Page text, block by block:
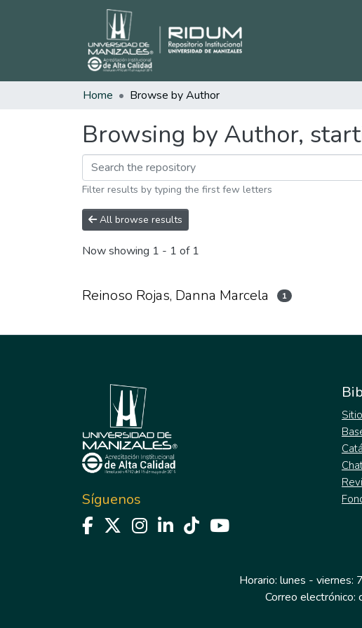
Home Browse by Author
Browsing by Author,
Filter results by typing the first few letters
All browse results
Now showing 1 - 1 of 1
Reinoso Rojas, Danna Marcela 1
Síguenos
Horario: lunes - viernes:
Correo electrónico: